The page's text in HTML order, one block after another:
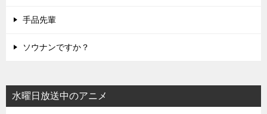
手品先輩
ソウナンですか？
水曜日放送中のアニメ